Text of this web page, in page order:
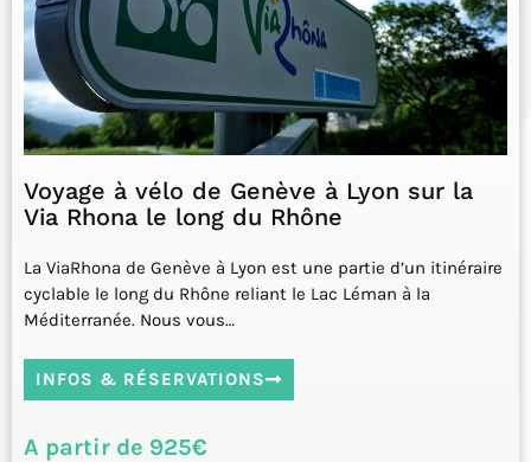
Voyage à vélo de Genève à Lyon sur la
Via Rhona le long du Rhône
La ViaRhona de Genève à Lyon est une partie d’un itinéraire
cyclable le long du Rhône reliant le Lac Léman à la
Méditerranée. Nous vous…
INFOS & RÉSERVATIONS
A partir de 925€